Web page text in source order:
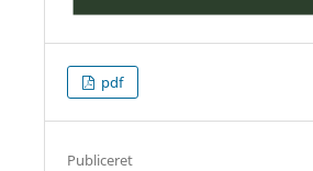
pdf
Publiceret